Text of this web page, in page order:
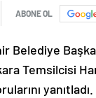
ABONE OL
Belediye
Temsilcisi